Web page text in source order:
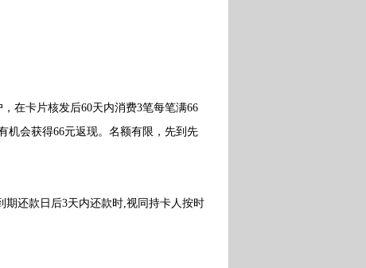
在卡片核发后60天内消费3笔每笔满66
机会获得66元返现。名额有限，先到先
还款日后3天内还款时,视同持卡人按时